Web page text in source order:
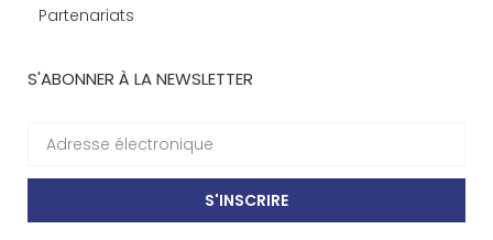
Partenariats
S'ABONNER À LA NEWSLETTER
S'INSCRIRE